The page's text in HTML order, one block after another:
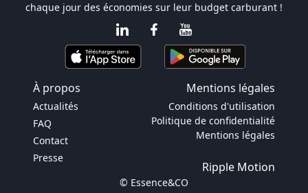
chaque jour des économies sur leur budget carburant !
À propos Mentions légales
Actualités
FAQ
Contact
Presse
Conditions d'utilisation
Politique de confidentialité
Mentions légales
Ripple Motion
© Essence&CO